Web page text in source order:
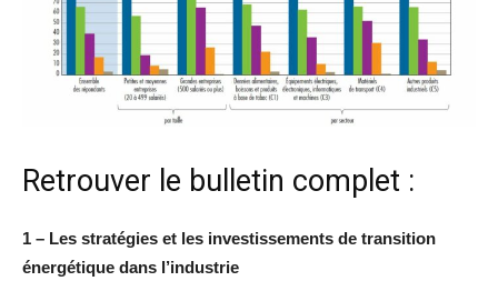
Retrouver le bulletin complet :
1 – Les stratégies et les investissements de transition
énergétique dans l’industrie